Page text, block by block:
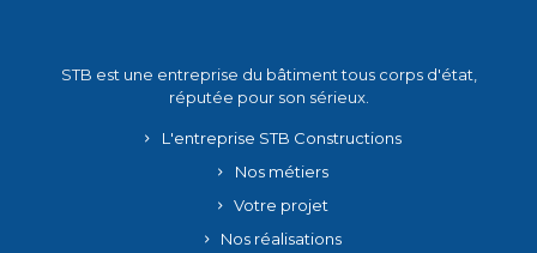
STB est une entreprise du bâtiment tous corps d'état,
réputée pour son sérieux.
L'entreprise STB Constructions
Nos métiers
Votre projet
Nos réalisations